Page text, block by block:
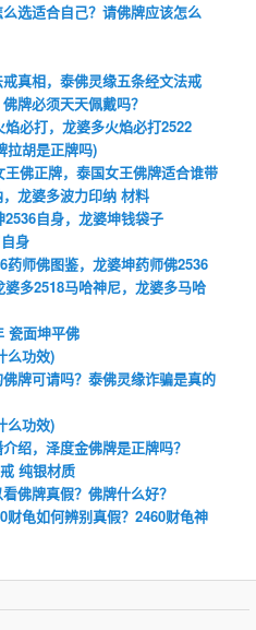
选适合自己？请佛牌应该怎么
真相，泰佛灵缘五条经文法戒
牌必须天天佩戴吗？
必打，龙婆多火焰必打2522
拉胡是正牌吗)
佛正牌，泰国女王佛牌适合谁带
龙婆多波力印纳 材料
自身，龙婆坤钱袋子
身
药师佛图鉴，龙婆坤药师佛2536
多2518马哈神尼，龙婆多马哈
瓷面坤平佛
么功效)
牌可请吗？泰佛灵缘诈骗是真的
么功效)
绍，泽度金佛牌是正牌吗？
纯银材质
佛牌真假？佛牌什么好？
财龟如何辨别真假？2460财龟神